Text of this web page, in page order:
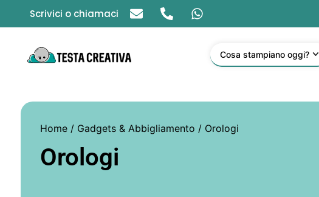
Scrivici o chiamaci
Cosa stampiano oggi?
Home/ Gadgets & Abbigliamento / Orologi
Orologi